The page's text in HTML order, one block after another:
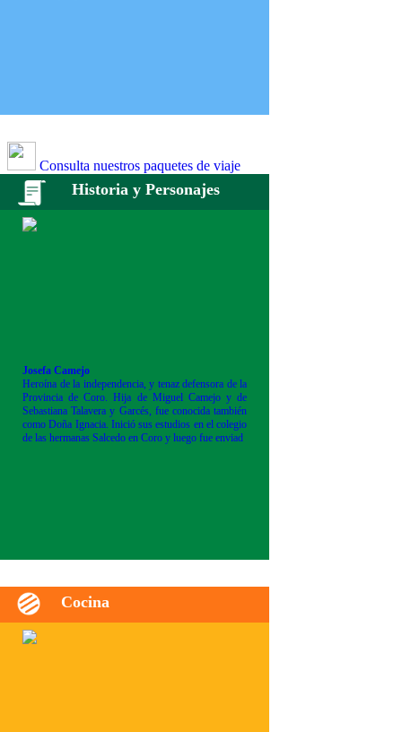
Consulta nuestros paquetes de viaje
Historia y Personajes
Josefa Camejo
Heroína de la independencia, y tenaz defensora de la
Provincia de Coro. Hija de Miguel Camejo y de
Sebastiana Talavera y Garcés, fue conocida también
como Doña Ignacia. Inició sus estudios en el colegio
de las hermanas Salcedo en Coro y luego fue enviad
Cocina